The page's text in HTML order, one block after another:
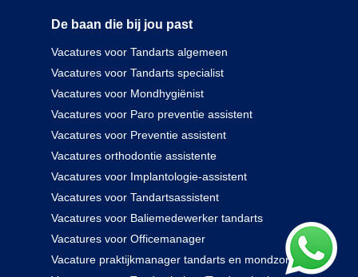
De baan die bij jou past
Vacatures voor Tandarts algemeen
Vacatures voor Tandarts specialist
Vacatures voor Mondhygiënist
Vacatures voor Paro preventie assistent
Vacatures voor Preventie assistent
Vacatures orthodontie assistente
Vacatures voor Implantologie-assistent
Vacatures voor Tandartsassistent
Vacatures voor Baliemedewerker tandarts
Vacatures voor Officemanager
Vacature praktijkmanager tandarts en mondzorg